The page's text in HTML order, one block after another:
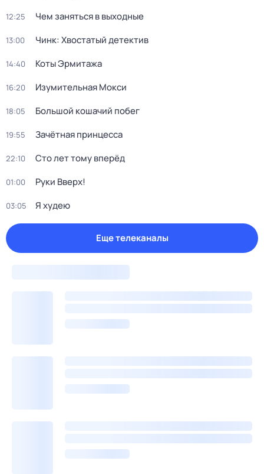
12:25 Чем заняться в выходные
13:00 Чинк: Хвостатый детектив
14:40 Коты Эрмитажа
16:20 Изумительная Мокси
18:05 Большой кошачий побег
19:55 Зачётная принцесса
22:10 Сто лет тому вперёд
01:00 Руки Bвеpх!
03:05 Я худею
Еще телеканалы